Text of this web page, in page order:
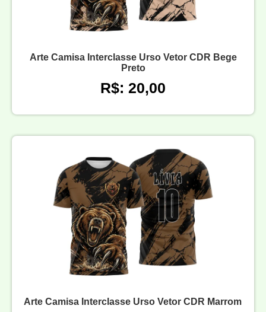
Arte Camisa Interclasse Urso Vetor CDR Bege
Preto
R$: 20,00
Arte Camisa Interclasse Urso Vetor CDR Marrom